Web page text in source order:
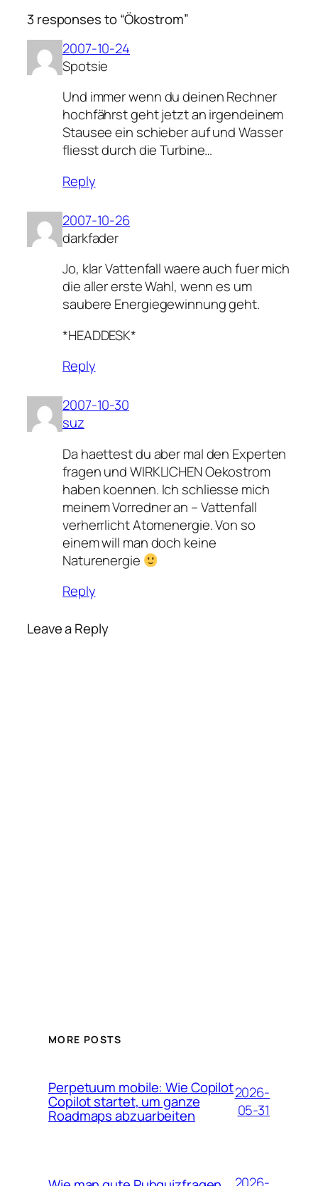
3 responses to “Ökostrom”
2007-10-24
Spotsie
Und immer wenn du deinen Rechner
hochfährst geht jetzt an irgendeinem
Stausee ein schieber auf und Wasser
fliesst durch die Turbine…
Reply
2007-10-26
darkfader
Jo, klar Vattenfall waere auch fuer mich
die aller erste Wahl, wenn es um
saubere Energiegewinnung geht.
*HEADDESK*
Reply
2007-10-30
suz
Da haettest du aber mal den Experten
fragen und WIRKLICHEN Oekostrom
haben koennen. Ich schliesse mich
meinem Vorredner an – Vattenfall
verherrlicht Atomenergie. Von so
einem will man doch keine
Naturenergie
Reply
Leave a Reply
MORE POSTS
Perpetuum mobile: Wie Copilot
Copilot startet, um ganze
Roadmaps abzuarbeiten
2026-
05-31
2026-